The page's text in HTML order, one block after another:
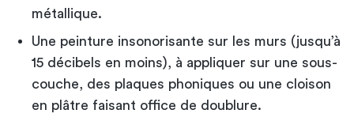
métallique.
Une peinture insonorisante sur les murs (jusqu’à
15 décibels en moins), à appliquer sur une sous-
couche, des plaques phoniques ou une cloison
en plâtre faisant office de doublure.